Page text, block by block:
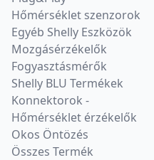
Hőmérséklet szenzorok
Egyéb Shelly Eszközök
Mozgásérzékelők
Fogyasztásmérők
Shelly BLU Termékek
Konnektorok -
Hőmérséklet érzékelők
Okos Öntözés
Összes Termék